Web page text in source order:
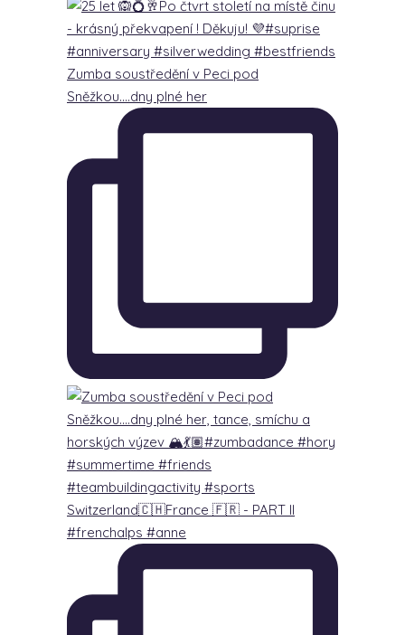
Zumba soustředění v Peci pod
Sněžkou….dny plné her
Switzerland🇨🇭France 🇫🇷 - PART lI
#frenchalps #anne